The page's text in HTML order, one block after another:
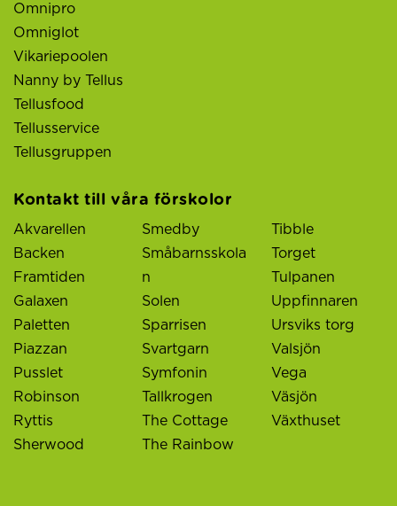
Omnipro
Omniglot
Vikariepoolen
Nanny by Tellus
Tellusfood
Tellusservice
Tellusgruppen
Kontakt till våra förskolor
Akvarellen
Backen
Framtiden
Galaxen
Paletten
Piazzan
Pusslet
Robinson
Ryttis
Sherwood
Smedby
Småbarnsskola
n
Solen
Sparrisen
Svartgarn
Symfonin
Tallkrogen
The Cottage
The Rainbow
Tibble
Torget
Tulpanen
Uppfinnaren
Ursviks torg
Valsjön
Vega
Väsjön
Växthuset